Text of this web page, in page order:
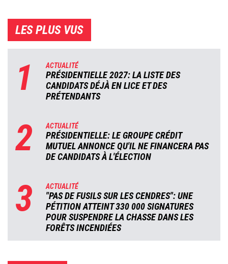
LES PLUS VUS
1 ACTUALITÉ
PRÉSIDENTIELLE 2027: LA LISTE DES
CANDIDATS DÉJÀ EN LICE ET DES
PRÉTENDANTS
2 ACTUALITÉ
PRÉSIDENTIELLE: LE GROUPE CRÉDIT
MUTUEL ANNONCE QU'IL NE FINANCERA PAS
DE CANDIDATS À L'ÉLECTION
3 ACTUALITÉ
"PAS DE FUSILS SUR LES CENDRES": UNE
PÉTITION ATTEINT 330 000 SIGNATURES
POUR SUSPENDRE LA CHASSE DANS LES
FORÊTS INCENDIÉES